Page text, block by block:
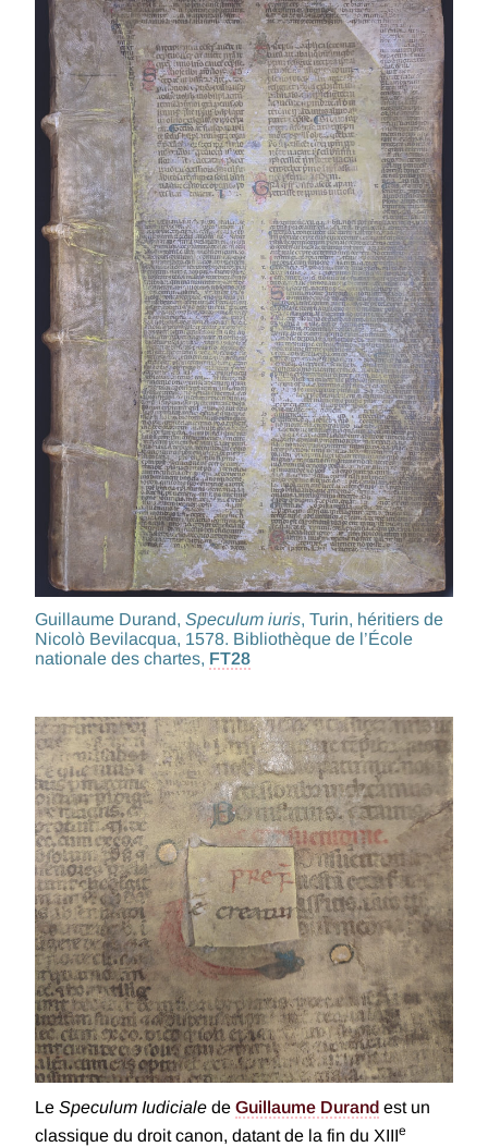
Guillaume Durand, Speculum iuris, Turin, héritiers de
Nicolò Bevilacqua, 1578. Bibliothèque de l’École
nationale des chartes, FT28
Le Speculum Iudiciale de Guillaume Durand est un
classique du droit canon, datant de la fin du XIIIe